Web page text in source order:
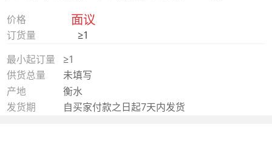
价格 面议
订货量
≥1
最小起订量
≥1
供货总量
未填写
产地
衡水
发货期
自买家付款之日起7天内发货